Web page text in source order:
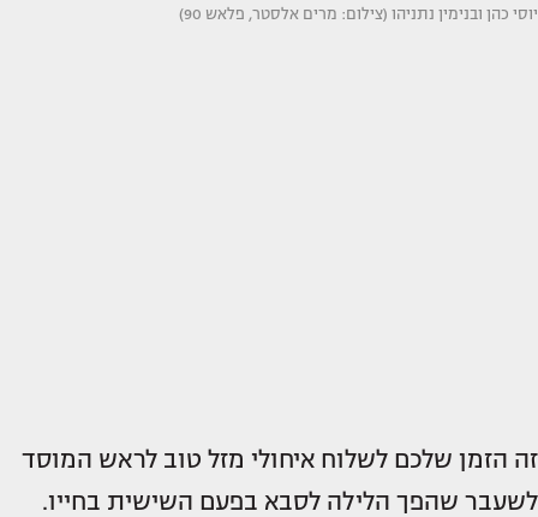
יוסי כהן ובנימין נתניהו (צילום: מרים אלסטר, פלאש 90)
זה הזמן שלכם לשלוח איחולי מזל טוב לראש המוסד
לשעבר שהפך הלילה לסבא בפעם השישית בחייו.